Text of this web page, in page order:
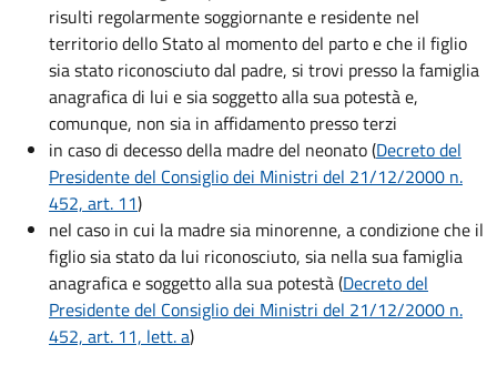
risulti regolarmente soggiornante e residente nel
territorio dello Stato al momento del parto e che il figlio
sia stato riconosciuto dal padre, si trovi presso la famiglia
anagrafica di lui e sia soggetto alla sua potestà e,
comunque, non sia in affidamento presso terzi
in caso di decesso della madre del neonato (Decreto del
Presidente del Consiglio dei Ministri del 21/12/2000 n.
452, art. 11)
nel caso in cui la madre sia minorenne, a condizione che il
figlio sia stato da lui riconosciuto, sia nella sua famiglia
anagrafica e soggetto alla sua potestà (Decreto del
Presidente del Consiglio dei Ministri del 21/12/2000 n.
452, art. 11, lett. a)